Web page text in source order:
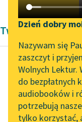
Katalog DAISY
Podkasty o książkach
Aktualności
Zapraszamy na
online z
literatury
Spotkanie z
Dzień dobry
Nazywam się
zaszczyt i
Wolnych
do bezpłatnych
audiobooków i
potrzebują
tylko korzystać,
Twórczość